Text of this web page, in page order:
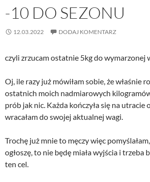
-10 DO SEZONU
12.03.2022 DODAJ KOMENTARZ
czyli zrzucam ostatnie 5kg do wymarzonej
Oj, ile razy już mówiłam sobie, że właśnie
ostatnich moich nadmiarowych
prób jak nic. Każda kończyła się na utracie
wracałam do swojej aktualnej wagi.
Trochę już mnie to męczy więc
ogłoszę, to nie będę miała wyjścia i trzeba
ten cel.